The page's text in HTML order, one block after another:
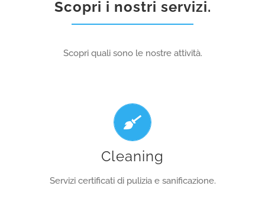
Scopri i nostri servizi.
Scopri quali sono le nostre attività.
Cleaning
Servizi certificati di pulizia e sanificazione.
Garanzia di qualità nella vostra azienda.
SCOPRI L’ATTIVITA!